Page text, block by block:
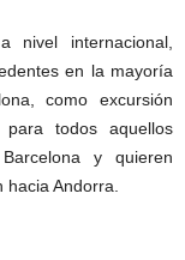
internacional,
en la mayoría
como excursión
para todos aquellos
y quieren
Andorra.